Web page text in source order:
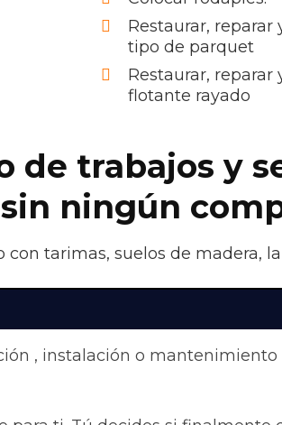
Restaurar,
tipo de parquet
Restaurar,
flotante rayado
de trabajos y
ningún
tarimas, suelos de madera,
, instalación o